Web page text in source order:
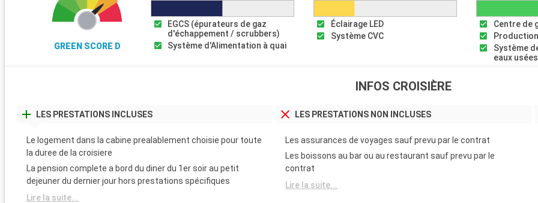
GREEN SCORE D
EGCS (épurateurs de gaz
d'échappement / scrubbers)
Système d'Alimentation à quai
Éclairage LED
Système CVC
Centre de
Système
eaux usées
INFOS CROISIÈRE
LES PRESTATIONS INCLUSES
Le logement dans la cabine prealablement choisie pour toute
la duree de la croisiere
La pension complete a bord du diner du 1er soir au petit
dejeuner du dernier jour hors prestations spécifiques
Lire la suite...
LES PRESTATIONS NON INCLUSES
Les assurances de voyages sauf prevu par le contrat
Les boissons au bar ou au restaurant sauf prevu par le
contrat
Lire la suite...